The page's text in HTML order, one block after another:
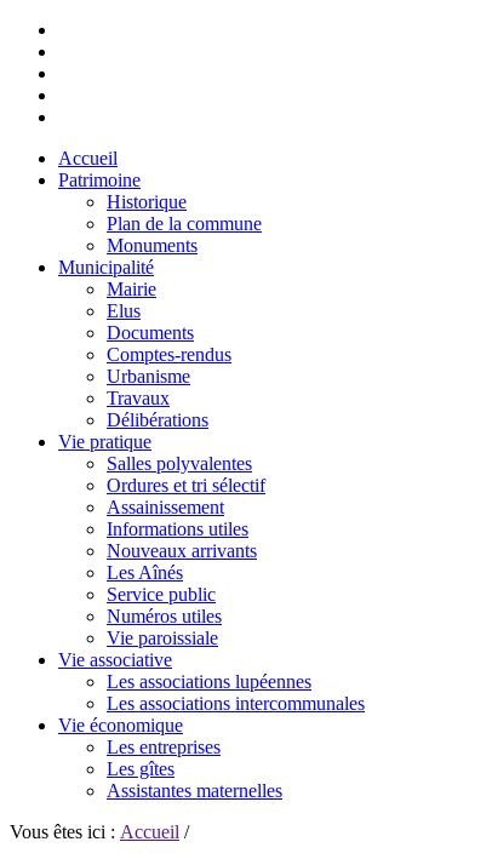
Accueil
Patrimoine
Historique
Plan de la commune
Monuments
Municipalité
Mairie
Elus
Documents
Comptes-rendus
Urbanisme
Travaux
Délibérations
Vie pratique
Salles polyvalentes
Ordures et tri sélectif
Assainissement
Informations utiles
Nouveaux arrivants
Les Aînés
Service public
Numéros utiles
Vie paroissiale
Vie associative
Les associations lupéennes
Les associations intercommunales
Vie économique
Les entreprises
Les gîtes
Assistantes maternelles
Vous êtes ici : Accueil /